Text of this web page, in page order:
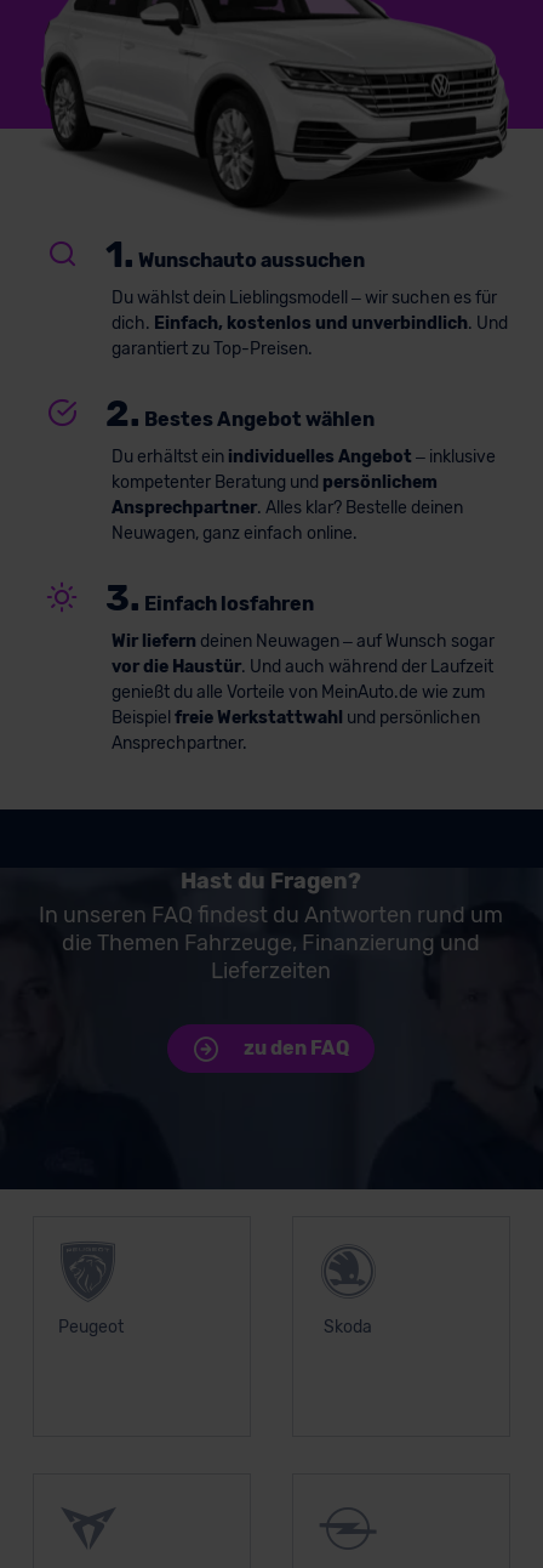
1. Wunschauto aussuchen
Du wählst dein Lieblingsmodell – wir suchen es für
dich. Einfach, kostenlos und unverbindlich. Und
garantiert zu Top-Preisen.
2. Bestes Angebot wählen
Du erhältst ein individuelles Angebot – inklusive
kompetenter Beratung und persönlichem
Ansprechpartner. Alles klar? Bestelle deinen
Neuwagen, ganz einfach online.
3. Einfach losfahren
Wir liefern deinen Neuwagen – auf Wunsch sogar
vor die Haustür. Und auch während der Laufzeit
genießt du alle Vorteile von MeinAuto.de wie zum
Beispiel freie Werkstattwahl und persönlichen
Ansprechpartner.
Hast du Fragen?
In unseren FAQ findest du Antworten rund um
die Themen Fahrzeuge, Finanzierung und
Lieferzeiten
zu den FAQ
Peugeot Skoda